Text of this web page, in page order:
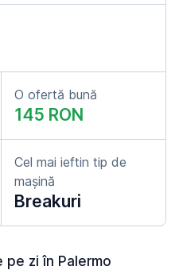
O ofertă bună
145 RON
Cel mai ieftin tip de
mașină
Breakuri
pe zi în Palermo